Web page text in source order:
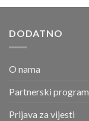
DODATNO
O nama
Partnerski program
Prijava za vijesti